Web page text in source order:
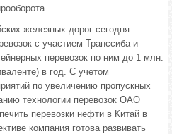
железных дорог сегодня –
с участием Транссиба и
перевозок по ним до 1 млн.
в год. С учетом
по увеличению пропускных
технологии перевозок ОАО
перевозки нефти в Китай в
компания готова развивать